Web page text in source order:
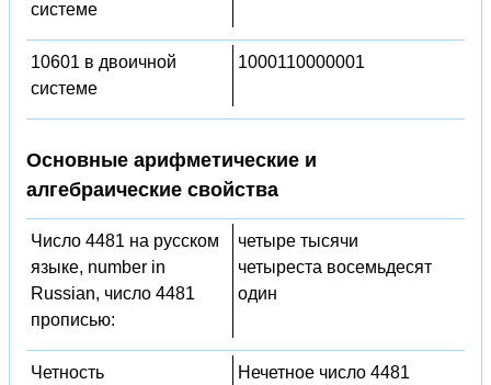
системе
10601 в двоичной
системе
1000110000001
Основные арифметические и
алгебраические свойства
Число 4481 на русском
языке, number in
Russian, число 4481
прописью:
четыре тысячи
четыреста восемьдесят
один
Четность Нечетное число 4481